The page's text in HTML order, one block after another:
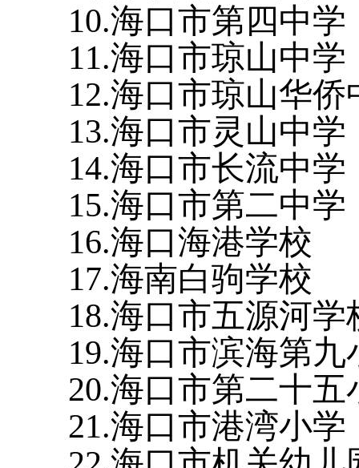
10.海口市第四中学
11.海口市琼山中学
12.海口市琼山华侨
13.海口市灵山中学
14.海口市长流中学
15.海口市第二中学
16.海口海港学校
17.海南白驹学校
18.海口市五源河学
19.海口市滨海第九
20.海口市第二十五
21.海口市港湾小学